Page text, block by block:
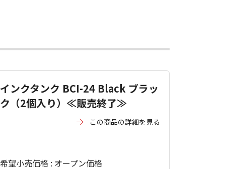
インクタンク BCI-24 Black ブラッ
ク（2個入り）≪販売終了≫
この商品の詳細を見る
希望小売価格 : オープン価格